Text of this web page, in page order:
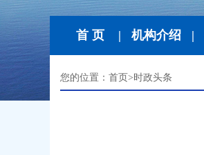
首 页 | 机构介绍 |
您的位置： 首页 >时政头条